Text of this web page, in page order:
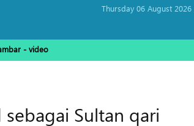
Thursday 06 August 2026 ,
- video
Sultan qari